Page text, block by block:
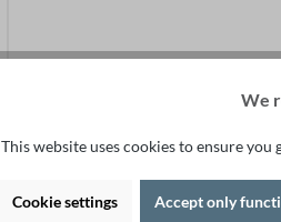
Sorties
We
This website uses cookies to ensure
Cookie settings Accept only